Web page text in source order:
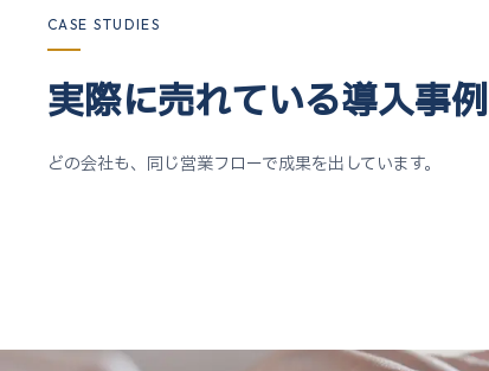
CASE STUDIES
実際に売れている導入事例
どの会社も、同じ営業フローで成果を出しています。